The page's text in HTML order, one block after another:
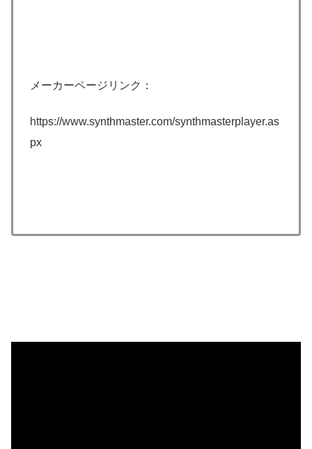
メーカーページリンク：
https://www.synthmaster.com/synthmasterplayer.as
px